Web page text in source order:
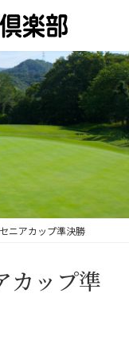
ニアカップ準決勝
ップ準